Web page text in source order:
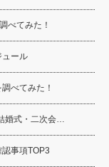
べてみた！
ュール
べてみた！
婚式・二次会…
事項TOP3